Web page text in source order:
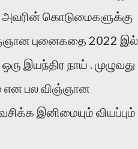
, அவரின் கொடுமைகளுக்கு
புனைகதை 2022 இல்
இயந்திர நாய் . முழுவது
என பல விஞ்ஞான
இனிமையும் வியப்பும்